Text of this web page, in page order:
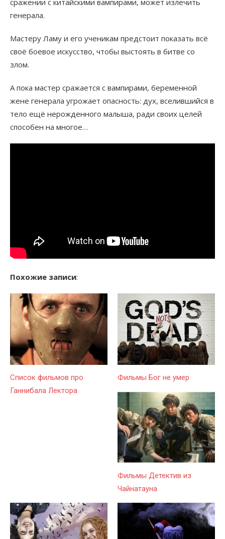
генерала.
Мастеру Ламу и его ученикам предстоит показать всё
своё боевое искусство, чтобы выстоять в битве со
злом.
А пока мастер сражается с вампирами, беременной
жене генерала угрожает опасность: дух, вселившийся в
тело ещё нерожденного малыша, ради своих целей
способен на многое…
Похожие записи:
Список фильмов про
Ганнибала Лектора
Фильмы Бог не умер
Фильмы Детектив из
Чайнатауна